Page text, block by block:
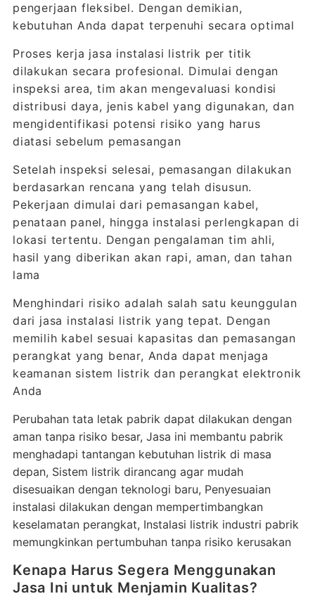
pengerjaan fleksibel. Dengan demikian,
kebutuhan Anda dapat terpenuhi secara optimal
Proses kerja jasa instalasi listrik per titik
dilakukan secara profesional. Dimulai dengan
inspeksi area, tim akan mengevaluasi kondisi
distribusi daya, jenis kabel yang digunakan, dan
mengidentifikasi potensi risiko yang harus
diatasi sebelum pemasangan
Setelah inspeksi selesai, pemasangan dilakukan
berdasarkan rencana yang telah disusun.
Pekerjaan dimulai dari pemasangan kabel,
penataan panel, hingga instalasi perlengkapan di
lokasi tertentu. Dengan pengalaman tim ahli,
hasil yang diberikan akan rapi, aman, dan tahan
lama
Menghindari risiko adalah salah satu keunggulan
dari jasa instalasi listrik yang tepat. Dengan
memilih kabel sesuai kapasitas dan pemasangan
perangkat yang benar, Anda dapat menjaga
keamanan sistem listrik dan perangkat elektronik
Anda
Perubahan tata letak pabrik dapat dilakukan dengan
aman tanpa risiko besar, Jasa ini membantu pabrik
menghadapi tantangan kebutuhan listrik di masa
depan, Sistem listrik dirancang agar mudah
disesuaikan dengan teknologi baru, Penyesuaian
instalasi dilakukan dengan mempertimbangkan
keselamatan perangkat, Instalasi listrik industri pabrik
memungkinkan pertumbuhan tanpa risiko kerusakan
Kenapa Harus Segera Menggunakan
Jasa Ini untuk Menjamin Kualitas?